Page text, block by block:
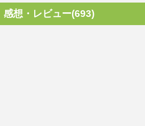
感想・レビュー(693)